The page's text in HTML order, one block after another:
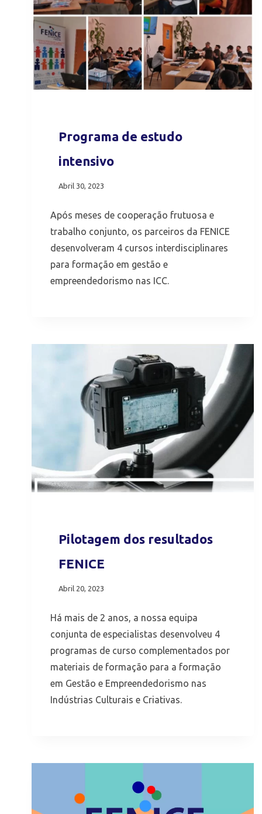
Programa de estudo
intensivo
Abril 30, 2023
Após meses de cooperação frutuosa e
trabalho conjunto, os parceiros da FENICE
desenvolveram 4 cursos interdisciplinares
para formação em gestão e
empreendedorismo nas ICC.
Pilotagem dos resultados
FENICE
Abril 20, 2023
Há mais de 2 anos, a nossa equipa
conjunta de especialistas desenvolveu 4
programas de curso complementados por
materiais de formação para a formação
em Gestão e Empreendedorismo nas
Indústrias Culturais e Criativas.